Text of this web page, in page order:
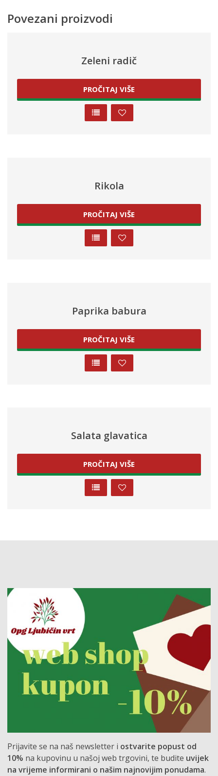
Povezani proizvodi
Zeleni radič
PROČITAJ VIŠE
Rikola
PROČITAJ VIŠE
Paprika babura
PROČITAJ VIŠE
Salata glavatica
PROČITAJ VIŠE
Prijavite se na naš newsletter i ostvarite popust od
10% na kupovinu u našoj web trgovini, te budite uvijek
na vrijeme informirani o našim najnovijim ponudama.